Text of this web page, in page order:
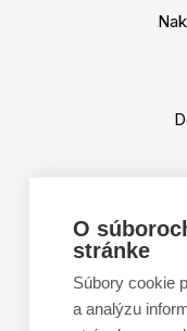
O
stránke
Súbory cookie
a analýzu